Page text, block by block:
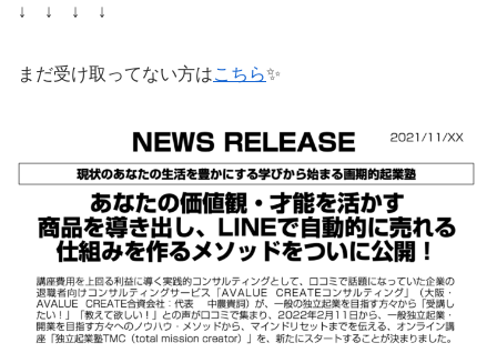
↓ ↓ ↓ ↓
まだ受け取ってない方はこちら✨